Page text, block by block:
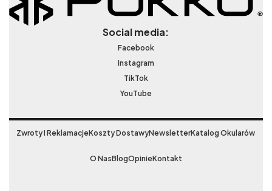
Social media:
Facebook
Instagram
TikTok
YouTube
Zwroty I ReklamacjeKoszty DostawyNewsletterKatalog Okularów
O NasBlogOpinieKontakt